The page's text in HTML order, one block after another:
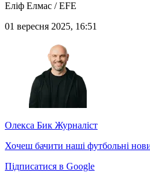
Еліф Елмас / EFE
01 вересня 2025, 16:51
Олекса Бик Журналіст
Хочеш бачити наші футбольні
Підписатися в Google